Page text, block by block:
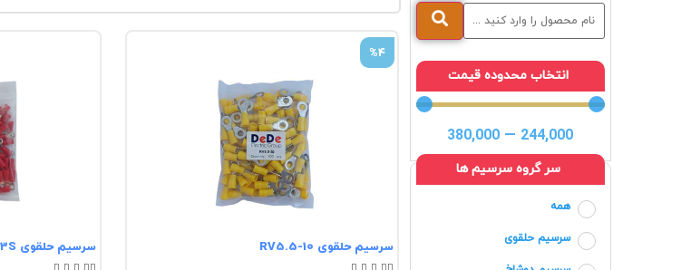
انتخاب محدوده قیمت
244,000
—
380,000
سر گروه سرسیم ها
همه
سرسیم حلقوی
%4
سرسیم حلقوی RV5.5-10
   
سرسیم حلقوی RV1.25-3S
   